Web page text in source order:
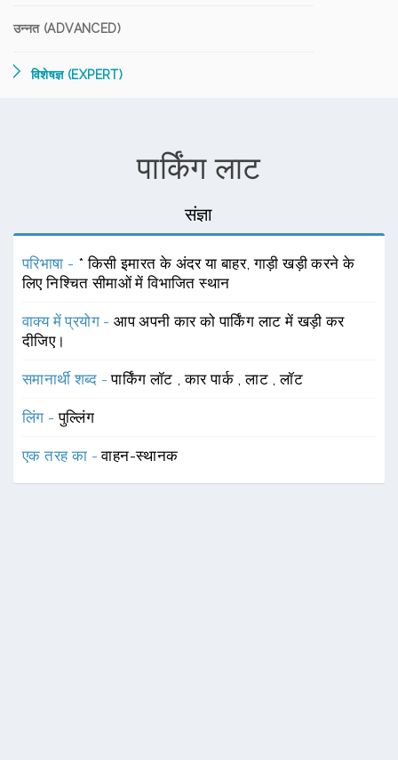
उन्नत (ADVANCED)
विशेषज्ञ (EXPERT)
पार्किंग लाट
संज्ञा
परिभाषा - * किसी इमारत के अंदर या बाहर, गाड़ी खड़ी करने के
लिए निश्चित सीमाओं में विभाजित स्थान
वाक्य में प्रयोग -आप अपनी कार को पार्किंग लाट में खड़ी कर
दीजिए।
समानार्थी शब्द -पार्किंग लॉट ,कार पार्क ,लाट ,लॉट
लिंग -पुल्लिंग
एक तरह का -वाहन-स्थानक